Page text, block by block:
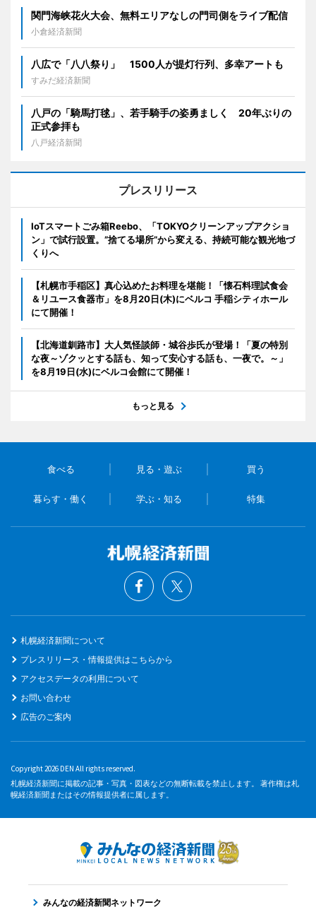
関門海峡花火大会、無料エリアなしの門司側をライブ配信
小倉経済新聞
八広で「八八祭り」 1500人が提灯行列、多幸アートも
すみだ経済新聞
八戸の「騎馬打毬」、若手騎手の姿勇ましく 20年ぶりの
正式参拝も
八戸経済新聞
プレスリリース
IoTスマートごみ箱Reebo、「TOKYOクリーンアップアクショ
ン」で試行設置。”捨てる場所”から変える、持続可能な観光地づ
くりへ
【札幌市手稲区】真心込めたお料理を堪能！「懐石料理試食会
＆リユース食器市」を8月20日(木)にベルコ 手稲シティホール
にて開催！
【北海道釧路市】大人気怪談師・城谷歩氏が登場！「夏の特別
な夜～ゾクッとする話も、知って安心する話も、一夜で。～」
を8月19日(水)にベルコ会館にて開催！
もっと見る
食べる 見る・遊ぶ 買う
暮らす・働く 学ぶ・知る 特集
札幌経済新聞について
プレスリリース・情報提供はこちらから
アクセスデータの利用について
お問い合わせ
広告のご案内
Copyright 2026 DEN All rights reserved.
札幌経済新聞に掲載の記事・写真・図表などの無断転載を禁止します。 著作権は札
幌経済新聞またはその情報提供者に属します。
みんなの経済新聞ネットワーク